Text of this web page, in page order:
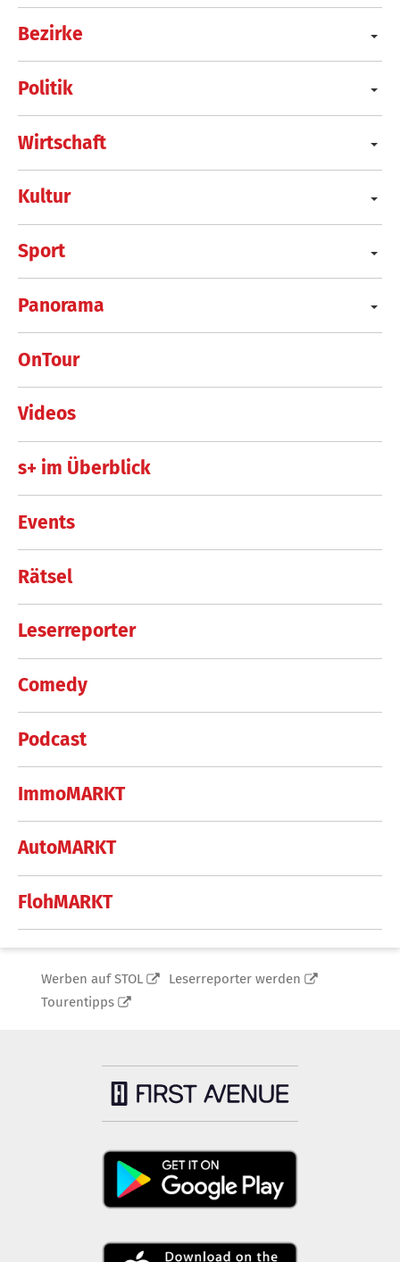
Bezirke
Politik
Wirtschaft
Kultur
Sport
Panorama
OnTour
Videos
s+ im Überblick
Events
Rätsel
Leserreporter
Comedy
Podcast
ImmoMARKT
AutoMARKT
FlohMARKT
Werben auf STOL
Leserreporter werden
Tourentipps